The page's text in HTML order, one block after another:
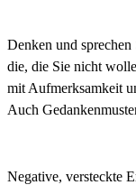
Denken und
die, die Sie nicht
mit Aufmerksamkeit
Auch
Negative, versteckte